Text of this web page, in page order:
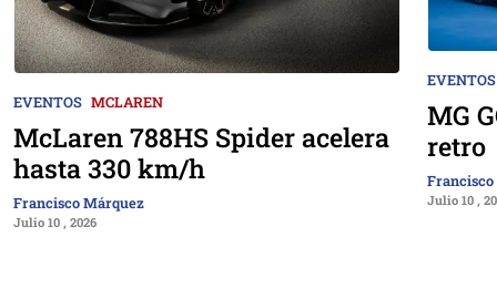
EVENTOS MCLAREN
McLaren 788HS Spider acelera
hasta 330 km/h
Francisco Márquez
Julio 10 , 2026
EVENTOS
MG
retro
Julio 10 ,